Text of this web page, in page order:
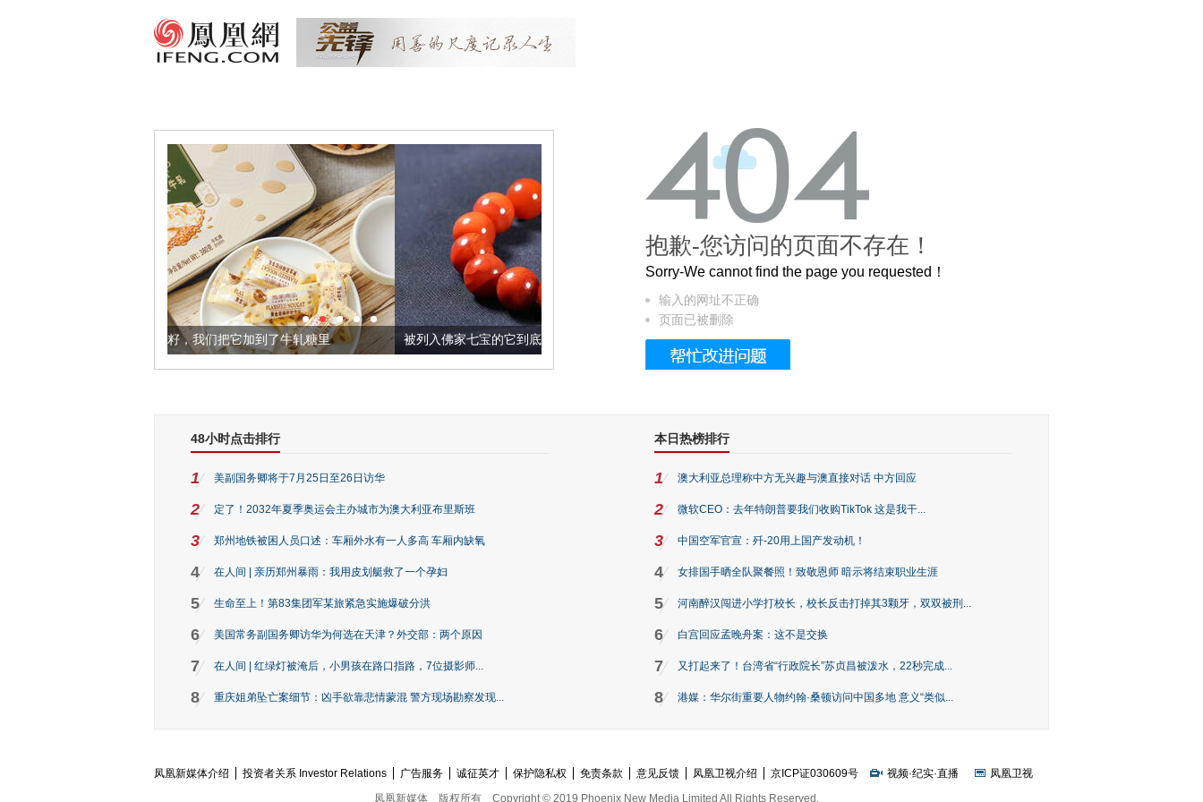
健康的黄金亚麻籽，我们把它加到了牛轧糖里 被列入佛家七宝的它到底有多美？ 这个3.2米的长卷，还原了600岁的紫禁城
抱歉-您访问的页面不存在！
Sorry-We cannot find the page you requested！
输入的网址不正确
页面已被删除
48小时点击排行
1 美副国务卿将于7月25日至26日访华
2 定了！2032年夏季奥运会主办城市为澳大利亚布里斯班
3 郑州地铁被困人员口述：车厢外水有一人多高 车厢内缺氧
4 在人间 | 亲历郑州暴雨：我用皮划艇救了一个孕妇
5 生命至上！第83集团军某旅紧急实施爆破分洪
6 美国常务副国务卿访华为何选在天津？外交部：两个原因
7 在人间 | 红绿灯被淹后，小男孩在路口指路，7位摄影师...
8 重庆姐弟坠亡案细节：凶手欲靠悲情蒙混 警方现场勘察发现...
本日热榜排行
1 澳大利亚总理称中方无兴趣与澳直接对话 中方回应
2 微软CEO：去年特朗普要我们收购TikTok 这是我干...
3 中国空军官宣：歼-20用上国产发动机！
4 女排国手晒全队聚餐照！致敬恩师 暗示将结束职业生涯
5 河南醉汉闯进小学打校长，校长反击打掉其3颗牙，双双被刑...
6 白宫回应孟晚舟案：这不是交换
7 又打起来了！台湾省“行政院长”苏贞昌被泼水，22秒完成...
8 港媒：华尔街重要人物约翰·桑顿访问中国多地 意义“类似...
凤凰新媒体介绍 投资者关系 Investor Relations 广告服务 诚征英才 保护隐私权 免责条款 意见反馈 凤凰卫视介绍 京ICP证030609号 视频·纪实·直播
凤凰卫视
凤凰新媒体
版权所有 Copyright © 2019 Phoenix New Media Limited All Rights Reserved.